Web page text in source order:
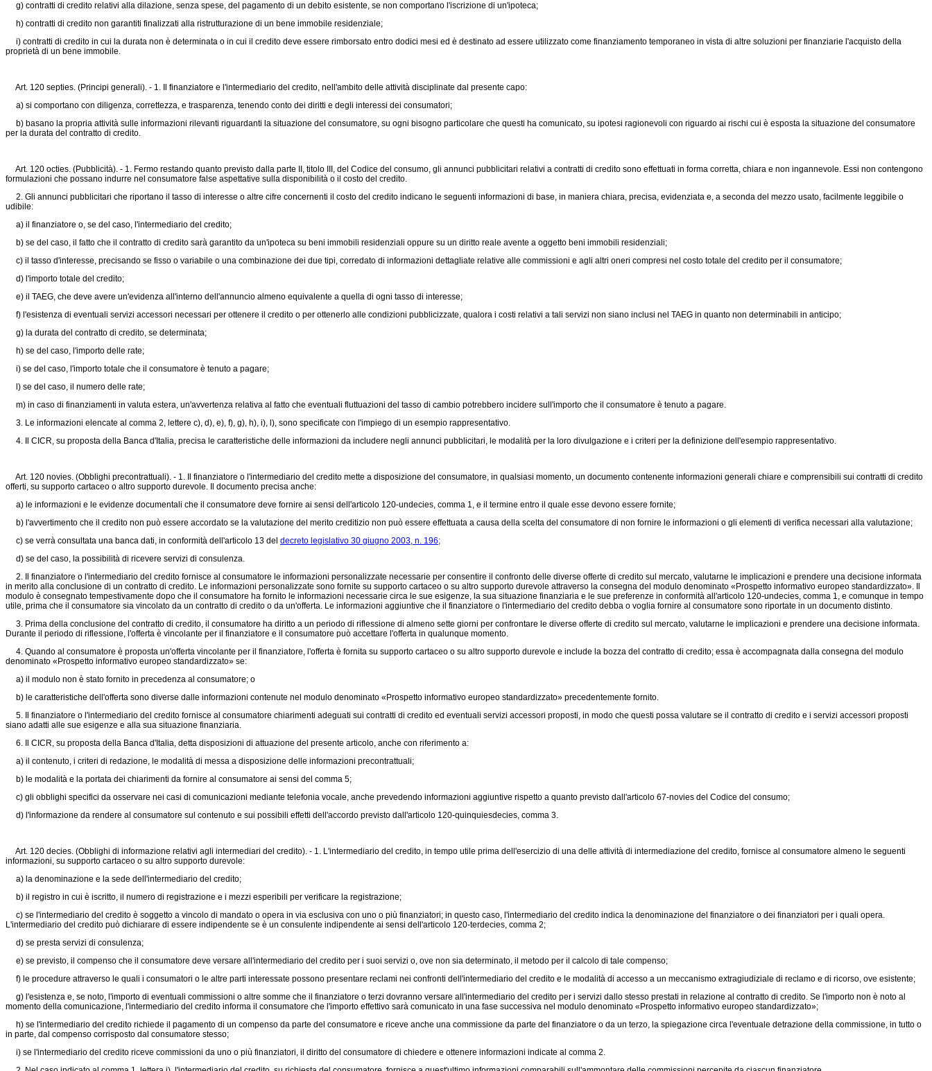
g) contratti di credito relativi alla dilazione, senza spese, del pagamento di un debito esistente, se non comportano l'iscrizione di un'ipoteca;
h) contratti di credito non garantiti finalizzati alla ristrutturazione di un bene immobile residenziale;
i) contratti di credito in cui la durata non è determinata o in cui il credito deve essere rimborsato entro dodici mesi ed è destinato ad essere utilizzato come finanziamento temporaneo in vista di altre soluzioni per finanziarie l'acquisto della
proprietà di un bene immobile.
Art. 120 septies. (Principi generali). - 1. Il finanziatore e l'intermediario del credito, nell'ambito delle attività disciplinate dal presente capo:
a) si comportano con diligenza, correttezza, e trasparenza, tenendo conto dei diritti e degli interessi dei consumatori;
b) basano la propria attività sulle informazioni rilevanti riguardanti la situazione del consumatore, su ogni bisogno particolare che questi ha comunicato, su ipotesi ragionevoli con riguardo ai rischi cui è esposta la situazione del consumatore
per la durata del contratto di credito.
Art. 120 octies. (Pubblicità). - 1. Fermo restando quanto previsto dalla parte II, titolo III, del Codice del consumo, gli annunci pubblicitari relativi a contratti di credito sono effettuati in forma corretta, chiara e non ingannevole. Essi non contengono
formulazioni che possano indurre nel consumatore false aspettative sulla disponibilità o il costo del credito.
2. Gli annunci pubblicitari che riportano il tasso di interesse o altre cifre concernenti il costo del credito indicano le seguenti informazioni di base, in maniera chiara, precisa, evidenziata e, a seconda del mezzo usato, facilmente leggibile o
udibile:
a) il finanziatore o, se del caso, l'intermediario del credito;
b) se del caso, il fatto che il contratto di credito sarà garantito da un'ipoteca su beni immobili residenziali oppure su un diritto reale avente a oggetto beni immobili residenziali;
c) il tasso d'interesse, precisando se fisso o variabile o una combinazione dei due tipi, corredato di informazioni dettagliate relative alle commissioni e agli altri oneri compresi nel costo totale del credito per il consumatore;
d) l'importo totale del credito;
e) il TAEG, che deve avere un'evidenza all'interno dell'annuncio almeno equivalente a quella di ogni tasso di interesse;
f) l'esistenza di eventuali servizi accessori necessari per ottenere il credito o per ottenerlo alle condizioni pubblicizzate, qualora i costi relativi a tali servizi non siano inclusi nel TAEG in quanto non determinabili in anticipo;
g) la durata del contratto di credito, se determinata;
h) se del caso, l'importo delle rate;
i) se del caso, l'importo totale che il consumatore è tenuto a pagare;
l) se del caso, il numero delle rate;
m) in caso di finanziamenti in valuta estera, un'avvertenza relativa al fatto che eventuali fluttuazioni del tasso di cambio potrebbero incidere sull'importo che il consumatore è tenuto a pagare.
3. Le informazioni elencate al comma 2, lettere c), d), e), f), g), h), i), l), sono specificate con l'impiego di un esempio rappresentativo.
4. Il CICR, su proposta della Banca d'Italia, precisa le caratteristiche delle informazioni da includere negli annunci pubblicitari, le modalità per la loro divulgazione e i criteri per la definizione dell'esempio rappresentativo.
Art. 120 novies. (Obblighi precontrattuali). - 1. Il finanziatore o l'intermediario del credito mette a disposizione del consumatore, in qualsiasi momento, un documento contenente informazioni generali chiare e comprensibili sui contratti di credito
offerti, su supporto cartaceo o altro supporto durevole. Il documento precisa anche:
a) le informazioni e le evidenze documentali che il consumatore deve fornire ai sensi dell'articolo 120-undecies, comma 1, e il termine entro il quale esse devono essere fornite;
b) l'avvertimento che il credito non può essere accordato se la valutazione del merito creditizio non può essere effettuata a causa della scelta del consumatore di non fornire le informazioni o gli elementi di verifica necessari alla valutazione;
c) se verrà consultata una banca dati, in conformità dell'articolo 13 del decreto legislativo 30 giugno 2003, n. 196;
d) se del caso, la possibilità di ricevere servizi di consulenza.
2. Il finanziatore o l'intermediario del credito fornisce al consumatore le informazioni personalizzate necessarie per consentire il confronto delle diverse offerte di credito sul mercato, valutarne le implicazioni e prendere una decisione informata
in merito alla conclusione di un contratto di credito. Le informazioni personalizzate sono fornite su supporto cartaceo o su altro supporto durevole attraverso la consegna del modulo denominato «Prospetto informativo europeo standardizzato». Il
modulo è consegnato tempestivamente dopo che il consumatore ha fornito le informazioni necessarie circa le sue esigenze, la sua situazione finanziaria e le sue preferenze in conformità all'articolo 120-undecies, comma 1, e comunque in tempo
utile, prima che il consumatore sia vincolato da un contratto di credito o da un'offerta. Le informazioni aggiuntive che il finanziatore o l'intermediario del credito debba o voglia fornire al consumatore sono riportate in un documento distinto.
3. Prima della conclusione del contratto di credito, il consumatore ha diritto a un periodo di riflessione di almeno sette giorni per confrontare le diverse offerte di credito sul mercato, valutarne le implicazioni e prendere una decisione informata.
Durante il periodo di riflessione, l'offerta è vincolante per il finanziatore e il consumatore può accettare l'offerta in qualunque momento.
4. Quando al consumatore è proposta un'offerta vincolante per il finanziatore, l'offerta è fornita su supporto cartaceo o su altro supporto durevole e include la bozza del contratto di credito; essa è accompagnata dalla consegna del modulo
denominato «Prospetto informativo europeo standardizzato» se:
a) il modulo non è stato fornito in precedenza al consumatore; o
b) le caratteristiche dell'offerta sono diverse dalle informazioni contenute nel modulo denominato «Prospetto informativo europeo standardizzato» precedentemente fornito.
5. Il finanziatore o l'intermediario del credito fornisce al consumatore chiarimenti adeguati sui contratti di credito ed eventuali servizi accessori proposti, in modo che questi possa valutare se il contratto di credito e i servizi accessori proposti
siano adatti alle sue esigenze e alla sua situazione finanziaria.
6. Il CICR, su proposta della Banca d'Italia, detta disposizioni di attuazione del presente articolo, anche con riferimento a:
a) il contenuto, i criteri di redazione, le modalità di messa a disposizione delle informazioni precontrattuali;
b) le modalità e la portata dei chiarimenti da fornire al consumatore ai sensi del comma 5;
c) gli obblighi specifici da osservare nei casi di comunicazioni mediante telefonia vocale, anche prevedendo informazioni aggiuntive rispetto a quanto previsto dall'articolo 67-novies del Codice del consumo;
d) l'informazione da rendere al consumatore sul contenuto e sui possibili effetti dell'accordo previsto dall'articolo 120-quinquiesdecies, comma 3.
Art. 120 decies. (Obblighi di informazione relativi agli intermediari del credito). - 1. L'intermediario del credito, in tempo utile prima dell'esercizio di una delle attività di intermediazione del credito, fornisce al consumatore almeno le seguenti
informazioni, su supporto cartaceo o su altro supporto durevole:
a) la denominazione e la sede dell'intermediario del credito;
b) il registro in cui è iscritto, il numero di registrazione e i mezzi esperibili per verificare la registrazione;
c) se l'intermediario del credito è soggetto a vincolo di mandato o opera in via esclusiva con uno o più finanziatori; in questo caso, l'intermediario del credito indica la denominazione del finanziatore o dei finanziatori per i quali opera.
L'intermediario del credito può dichiarare di essere indipendente se è un consulente indipendente ai sensi dell'articolo 120-terdecies, comma 2;
d) se presta servizi di consulenza;
e) se previsto, il compenso che il consumatore deve versare all'intermediario del credito per i suoi servizi o, ove non sia determinato, il metodo per il calcolo di tale compenso;
f) le procedure attraverso le quali i consumatori o le altre parti interessate possono presentare reclami nei confronti dell'intermediario del credito e le modalità di accesso a un meccanismo extragiudiziale di reclamo e di ricorso, ove esistente;
g) l'esistenza e, se noto, l'importo di eventuali commissioni o altre somme che il finanziatore o terzi dovranno versare all'intermediario del credito per i servizi dallo stesso prestati in relazione al contratto di credito. Se l'importo non è noto al
momento della comunicazione, l'intermediario del credito informa il consumatore che l'importo effettivo sarà comunicato in una fase successiva nel modulo denominato «Prospetto informativo europeo standardizzato»;
h) se l'intermediario del credito richiede il pagamento di un compenso da parte del consumatore e riceve anche una commissione da parte del finanziatore o da un terzo, la spiegazione circa l'eventuale detrazione della commissione, in tutto o
in parte, dal compenso corrisposto dal consumatore stesso;
i) se l'intermediario del credito riceve commissioni da uno o più finanziatori, il diritto del consumatore di chiedere e ottenere informazioni indicate al comma 2.